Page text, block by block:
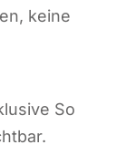
kei­ne
So